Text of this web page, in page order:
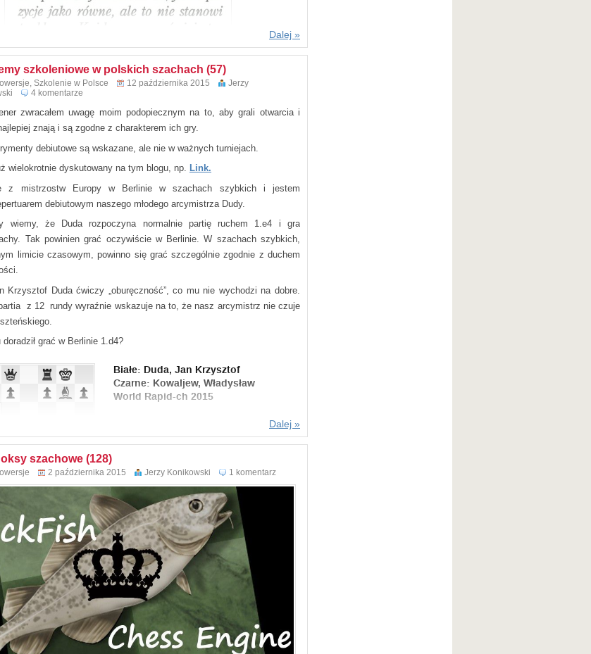
Dalej »
szkoleniowe w polskich szachach (57)
, Szkolenie w Polsce 12 października 2015
Jerzy
4 komentarze
zwracałem uwagę moim podopiecznym na to, aby grali otwarcia i
znają i są zgodne z charakterem ich gry.
debiutowe są wskazane, ale nie w ważnych turniejach.
wielokrotnie dyskutowany na tym blogu, np. Link.
z mistrzostw Europy w Berlinie w szachach szybkich i jestem
debiutowym naszego młodego arcymistrza Dudy.
wiemy, że Duda rozpoczyna normalnie partię ruchem 1.e4 i gra
Tak powinien grać oczywiście w Berlinie. W szachach szybkich,
limicie czasowym, powinno się grać szczególnie zgodnie z duchem
Krzysztof Duda ćwiczy „oburęczność”, co mu nie wychodzi na dobre.
z 12 rundy wyraźnie wskazuje na to, że nasz arcymistrz nie czuje
grać w Berlinie 1.d4?
Dalej »
szachowe (128)
2 października 2015 Jerzy Konikowski 1 komentarz